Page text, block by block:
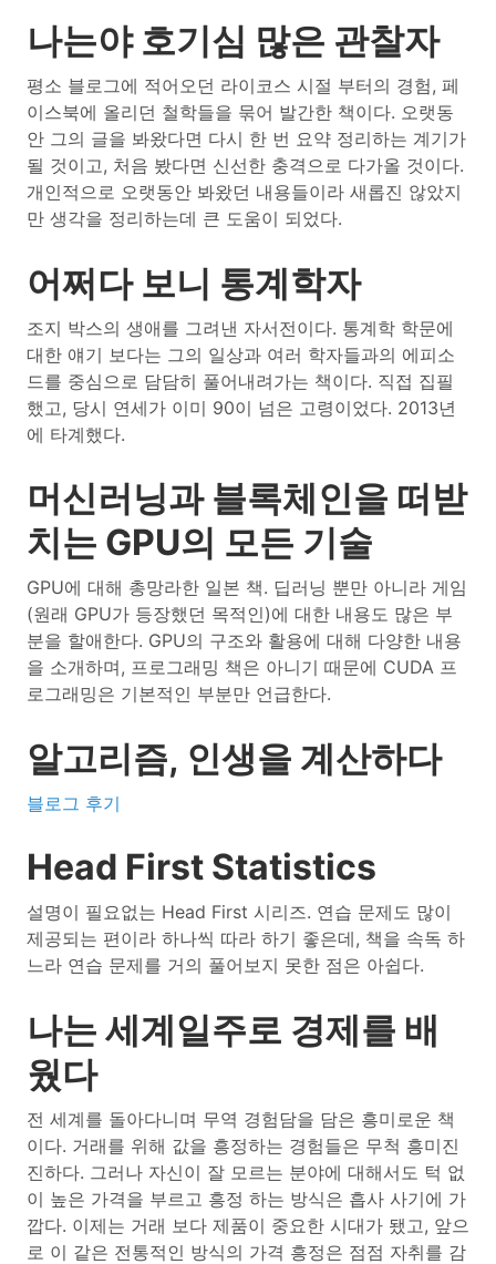
나는야 호기심 많은 관찰자
평소 블로그에 적어오던 라이코스 시절 부터의 경험, 페
이스북에 올리던 철학들을 묶어 발간한 책이다. 오랫동
안 그의 글을 봐왔다면 다시 한 번 요약 정리하는 계기가
될 것이고, 처음 봤다면 신선한 충격으로 다가올 것이다.
개인적으로 오랫동안 봐왔던 내용들이라 새롭진 않았지
만 생각을 정리하는데 큰 도움이 되었다.
어쩌다 보니 통계학자
조지 박스의 생애를 그려낸 자서전이다. 통계학 학문에
대한 얘기 보다는 그의 일상과 여러 학자들과의 에피소
드를 중심으로 담담히 풀어내려가는 책이다. 직접 집필
했고, 당시 연세가 이미 90이 넘은 고령이었다. 2013년
에 타계했다.
머신러닝과 블록체인을 떠받
치는 GPU의 모든 기술
GPU에 대해 총망라한 일본 책. 딥러닝 뿐만 아니라 게임
(원래 GPU가 등장했던 목적인)에 대한 내용도 많은 부
분을 할애한다. GPU의 구조와 활용에 대해 다양한 내용
을 소개하며, 프로그래밍 책은 아니기 때문에 CUDA 프
로그래밍은 기본적인 부분만 언급한다.
알고리즘, 인생을 계산하다
블로그 후기
Head First Statistics
설명이 필요없는 Head First 시리즈. 연습 문제도 많이
제공되는 편이라 하나씩 따라 하기 좋은데, 책을 속독 하
느라 연습 문제를 거의 풀어보지 못한 점은 아쉽다.
나는 세계일주로 경제를 배
웠다
전 세계를 돌아다니며 무역 경험담을 담은 흥미로운 책
이다. 거래를 위해 값을 흥정하는 경험들은 무척 흥미진
진하다. 그러나 자신이 잘 모르는 분야에 대해서도 턱 없
이 높은 가격을 부르고 흥정 하는 방식은 흡사 사기에 가
깝다. 이제는 거래 보다 제품이 중요한 시대가 됐고, 앞으
로 이 같은 전통적인 방식의 가격 흥정은 점점 자취를 감